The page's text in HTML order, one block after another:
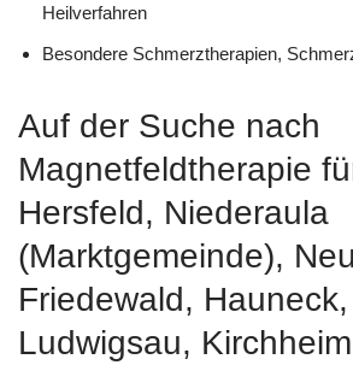
Heilverfahren
Besondere Schmerztherapien,
Auf der Suche nach
Magnetfeldtherapie
Hersfeld, Niederaula
(Marktgemeinde),
Friedewald, Hauneck,
Ludwigsau, Kirchheim